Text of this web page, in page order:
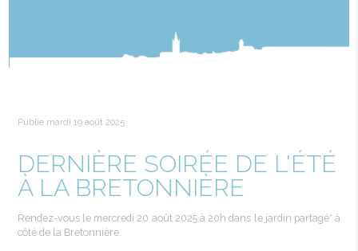
Publié mardi 19 août 2025
DERNIÈRE SOIRÉE DE L'ÉTÉ
À LA BRETONNIÈRE
Rendez-vous le mercredi 20 août 2025 à 20h dans le jardin partagé* à
côté de la Bretonnière.